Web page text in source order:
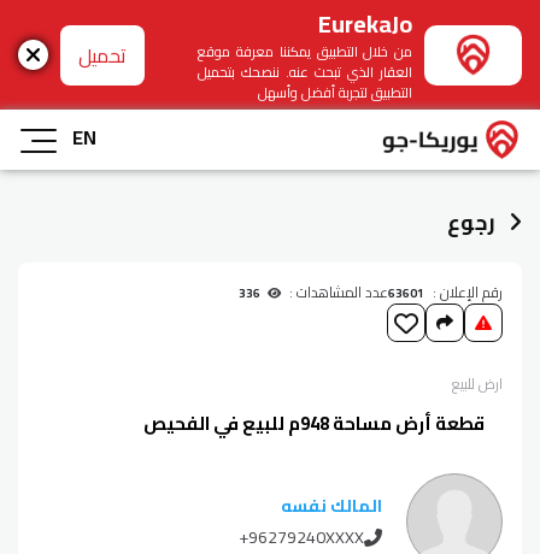
EurekaJo
من خلال التطبيق يمكننا معرفة موقع
العقار الذي تبحث عنه. ننصحك بتحميل
التطبيق لتجربة أفضل وأسهل
تحميل
EN
رجوع
رقم الإعلان : 63601عدد المشاهدات :
ارضللبيع
قطعة أرض مساحة 948م للبيع في الفحيص
المالك نفسه
+96279240XXXX